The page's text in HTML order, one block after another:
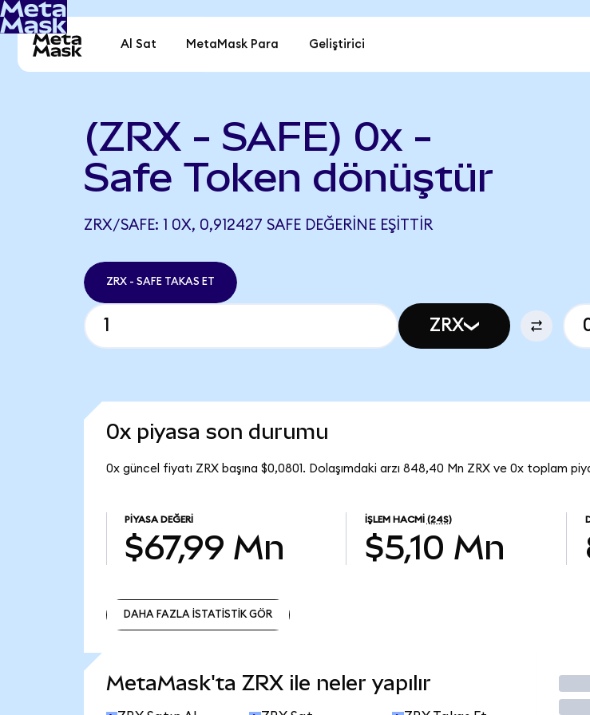
Al Sat MetaMask Para Geliştirici
(ZRX - SAFE) 0x -
Safe Token dönüştür
ZRX/SAFE: 1 0X, 0,912427 SAFE DEĞERINE EŞITTIR
ZRX - SAFE TAKAS ET
ZRX
0x piyasa son durumu
0x güncel fiyatı ZRX başına $0,0801. Dolaşımdaki arzı 848,40 Mn ZRX ve 0x toplam
PIYASA DEĞERI
$67,99 Mn
İŞLEM HACMI (24S)
$5,10 Mn
DAHA FAZLA İSTATİSTİK GÖR
MetaMask'ta ZRX ile neler yapılır